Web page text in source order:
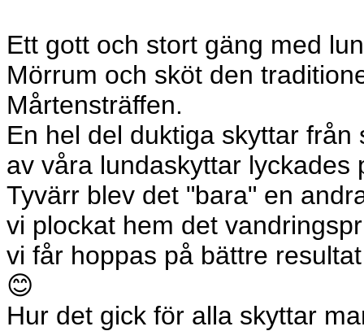
Ett gott och stort gäng med
Mörrum och sköt den
Mårtensträffen.
En hel del duktiga skyttar
av våra lundaskyttar lyckades
Tyvärr blev det "bara" en
vi plockat hem det
vi får hoppas på bättre
😊
Hur det gick för alla skyttar